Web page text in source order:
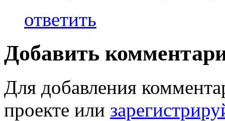
ответить
Добавить
Для добавления
проекте или